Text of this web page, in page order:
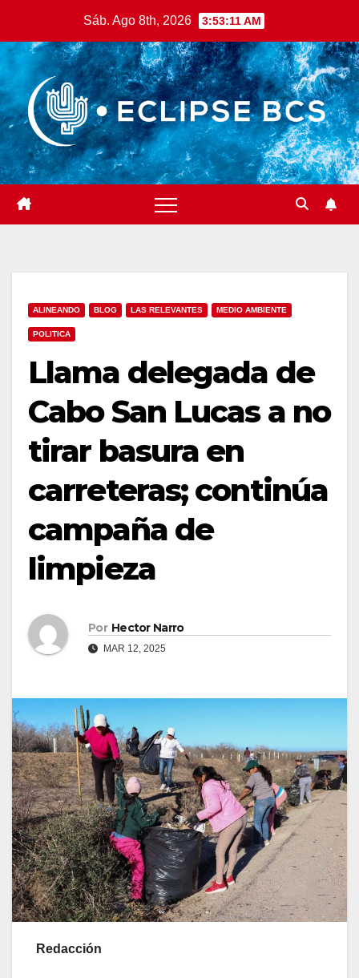
contenido
Sáb. Ago 8th, 2026 3:53:12 AM
ALINEANDO BLOG LAS RELEVANTES MEDIO AMBIENTE
POLITICA
Llama delegada de
Cabo San Lucas a no
tirar basura en
carreteras; continúa
campaña de
limpieza
Por Hector Narro
MAR 12, 2025
Redacción